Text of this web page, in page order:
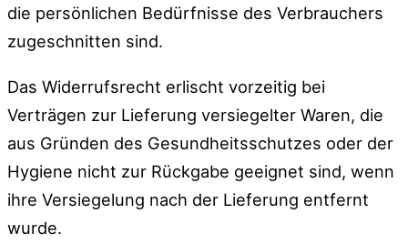
die persönlichen Bedürfnisse des Verbrauchers
zugeschnitten sind.
Das Widerrufsrecht erlischt vorzeitig bei
Verträgen zur Lieferung versiegelter Waren, die
aus Gründen des Gesundheitsschutzes oder der
Hygiene nicht zur Rückgabe geeignet sind, wenn
ihre Versiegelung nach der Lieferung entfernt
wurde.